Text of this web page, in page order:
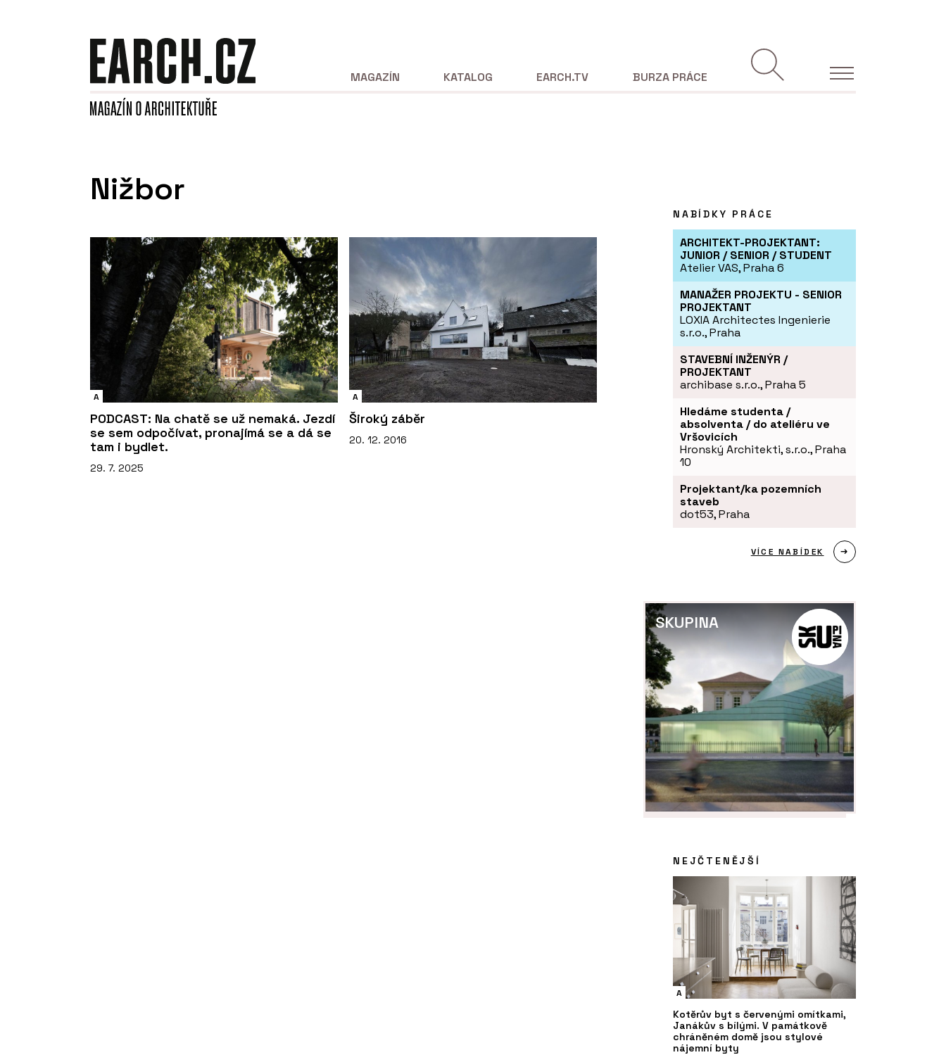
MAGAZÍN KATALOG EARCH.TV BURZA PRÁCE
Nižbor
A
PODCAST: Na chatě se už nemaká. Jezdí
se sem odpočívat, pronajímá se a dá se
tam i bydlet.
29. 7. 2025
A
Široký záběr
20. 12. 2016
NABÍDKY PRÁCE
ARCHITEKT-PROJEKTANT:
JUNIOR / SENIOR / STUDENT
Atelier VAS, Praha 6
MANAŽER PROJEKTU - SENIOR
PROJEKTANT
LOXIA Architectes Ingenierie
s.r.o., Praha
STAVEBNÍ INŽENÝR /
PROJEKTANT
archibase s.r.o., Praha 5
Hledáme studenta /
absolventa / do ateliéru ve
Vršovicích
Hronský Architekti, s.r.o., Praha
10
Projektant/ka pozemních
staveb
dot53, Praha
VÍCE NABÍDEK
SKUPINA
NEJČTENĚJŠÍ
A
Kotěrův byt s červenými omítkami,
Janákův s bílými. V památkově
chráněném domě jsou stylové
nájemní byty